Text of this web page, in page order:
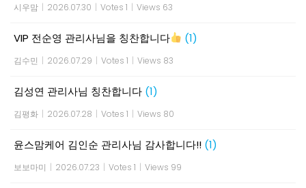
시우맘 | 2026.07.30 | Votes 1 | Views 63
VIP 전순영 관리사님을 칭찬합니다 (1)
김수민 | 2026.07.29 | Votes 1 | Views 83
김성연 관리사님 칭찬합니다 (1)
김평화 | 2026.07.28 | Votes 1 | Views 80
윤스맘케어 김인순 관리사님 감사합니다!! (1)
보보마미 | 2026.07.23 | Votes 1 | Views 99